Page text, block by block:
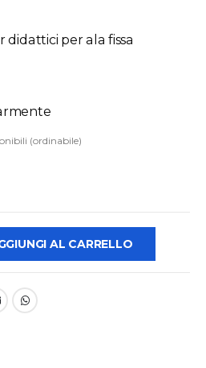
è:
didattici per ala fissa
(ordinabile)
AL CARRELLO